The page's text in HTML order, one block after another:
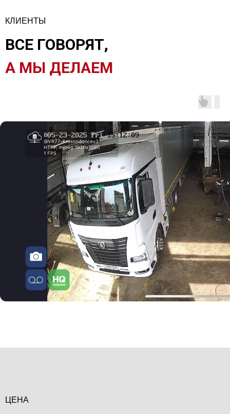
КЛИЕНТЫ
А МЫ ДЕЛАЕМ
ВСЕ ГОВОРЯТ,
ЦЕНА